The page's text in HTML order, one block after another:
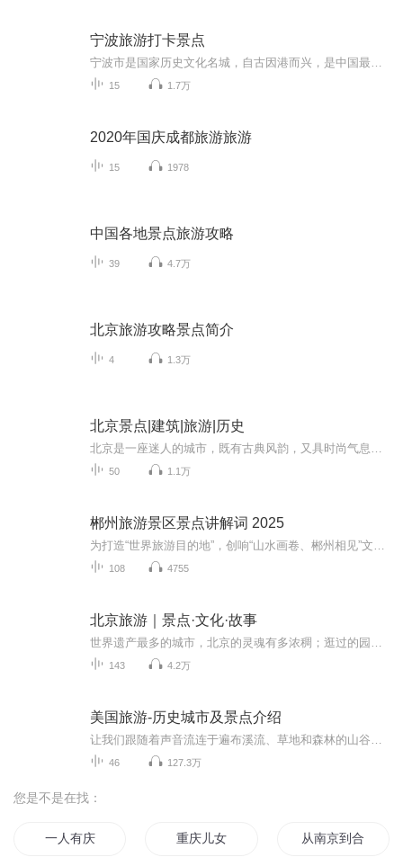
宁波旅游打卡景点
15 1.7万
2020年国庆成都旅游旅游
15 1978
中国各地景点旅游攻略
39 4.7万
北京旅游攻略景点简介
4 1.3万
北京景点|建筑|旅游|历史
50 1.1万
郴州旅游景区景点讲解词 2025
108 4755
北京旅游｜景点·文化·故事
143 4.2万
美国旅游-历史城市及景点介绍
46 127.3万
您是不是在找：
一人有庆 重庆儿女 从南京到合肥